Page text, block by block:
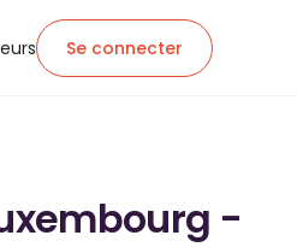
Se connecter
-